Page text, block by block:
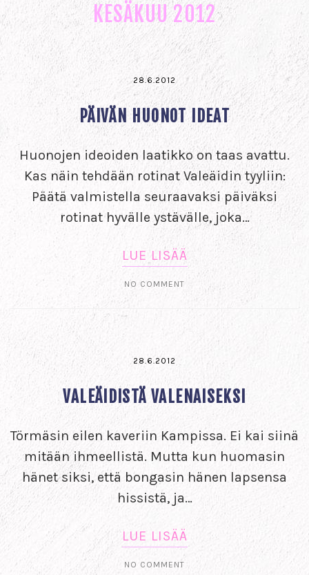
KESÄKUU 2012
28.6.2012
PÄIVÄN HUONOT IDEAT
Huonojen ideoiden laatikko on taas avattu.
Kas näin tehdään rotinat Valeäidin tyyliin:
Päätä valmistella seuraavaksi päiväksi
rotinat hyvälle ystävälle, joka…
LUE LISÄÄ
NO COMMENT
28.6.2012
VALEÄIDISTÄ VALENAISEKSI
Törmäsin eilen kaveriin Kampissa. Ei kai siinä
mitään ihmeellistä. Mutta kun huomasin
hänet siksi, että bongasin hänen lapsensa
hissistä, ja…
LUE LISÄÄ
NO COMMENT